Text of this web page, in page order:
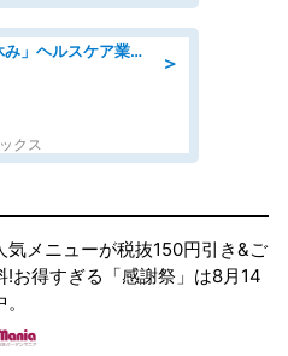
＞
08月開始/「土日祝休み」ヘルスケア業界の産業保健師/高時給/未経験OK/要資格:保健師、正看護師
クス
気メニューが税抜150円引き&ご
!お得すぎる「感謝祭」は8月14